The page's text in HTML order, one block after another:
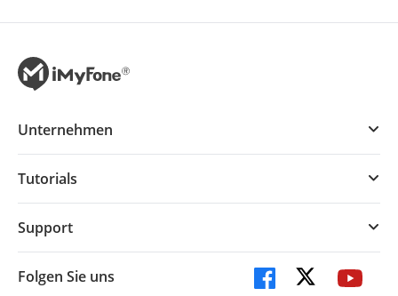
Unternehmen
Tutorials
Support
Folgen Sie uns